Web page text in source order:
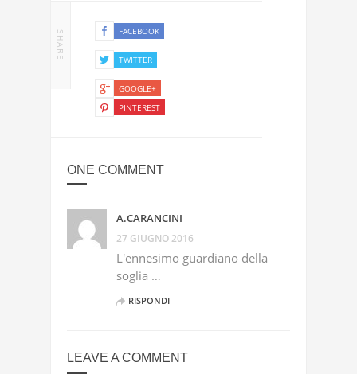
SHARE FACEBOOK
TWITTER
GOOGLE+
PINTEREST
ONE COMMENT
A.CARANCINI
27 GIUGNO 2016
L'ennesimo guardiano della
soglia …
RISPONDI
LEAVE A COMMENT